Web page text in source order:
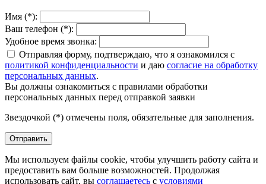
Имя (*):
Ваш телефон (*):
Удобное время звонка:
Отправляя форму, подтверждаю, что я ознакомился с
политикой конфиденциальности и даю согласие на обработку
персональных данных.
Вы должны ознакомиться с правилами обработки
персональных данных перед отправкой заявки
Звездочкой (*) отмечены поля, обязательные для заполнения.
Отправить
Мы используем файлы cookie, чтобы улучшить работу сайта и
предоставить вам больше возможностей. Продолжая
использовать сайт, вы соглашаетесь с условиями